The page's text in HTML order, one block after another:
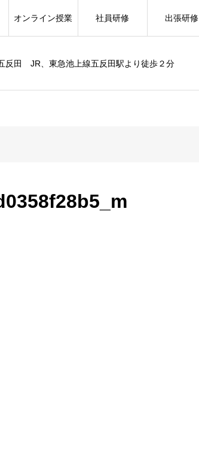
反田 JR、東急池上線五反田駅より徒歩２分
オンライン授業 社員研修 出張研修